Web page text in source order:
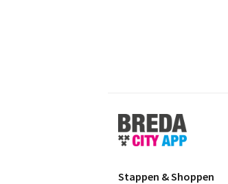
Stappen
&
Shoppen
Stappen & Shoppen